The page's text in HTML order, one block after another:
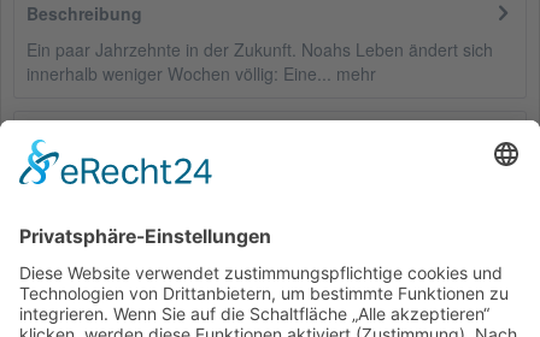
Beschreibung
Ein paar Jahrzehnte in der Zukunft. Noahs Leben ändert sich
innerhalb weniger Wochen völlig: Eine... mehr
Bewertungen
Bewertungen lesen, schreiben und diskutieren...
Service Hotline
Shop Service